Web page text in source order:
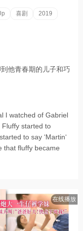
喜剧 2019
他青春期的儿子和巧
I watched of Gabriel
Fluffy started to
to say ‘Martin‘
that fluffy became